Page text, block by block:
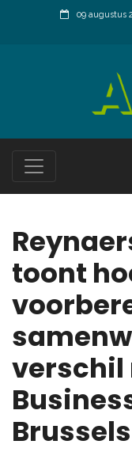
09 augustus
toont
verschil
Brussels